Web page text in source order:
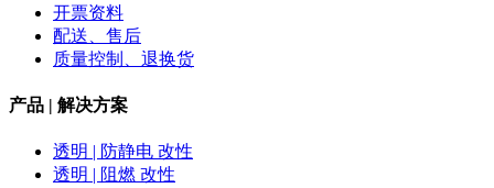
开票资料
配送、售后
质量控制、退换货
产品 | 解决方案
透明 | 防静电 改性
透明 | 阻燃 改性